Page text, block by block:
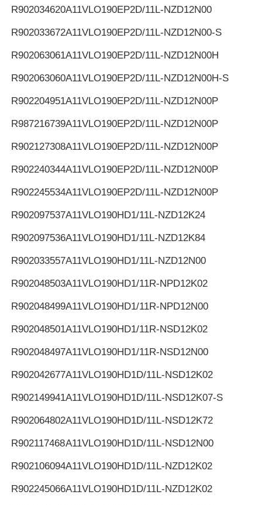
R902034620A11VLO190EP2D/11L-NZD12N00
R902033672A11VLO190EP2D/11L-NZD12N00-S
R902063061A11VLO190EP2D/11L-NZD12N00H
R902063060A11VLO190EP2D/11L-NZD12N00H-S
R902204951A11VLO190EP2D/11L-NZD12N00P
R987216739A11VLO190EP2D/11L-NZD12N00P
R902127308A11VLO190EP2D/11L-NZD12N00P
R902240344A11VLO190EP2D/11L-NZD12N00P
R902245534A11VLO190EP2D/11L-NZD12N00P
R902097537A11VLO190HD1/11L-NZD12K24
R902097536A11VLO190HD1/11L-NZD12K84
R902033557A11VLO190HD1/11L-NZD12N00
R902048503A11VLO190HD1/11R-NPD12K02
R902048499A11VLO190HD1/11R-NPD12N00
R902048501A11VLO190HD1/11R-NSD12K02
R902048497A11VLO190HD1/11R-NSD12N00
R902042677A11VLO190HD1D/11L-NSD12K02
R902149941A11VLO190HD1D/11L-NSD12K07-S
R902064802A11VLO190HD1D/11L-NSD12K72
R902117468A11VLO190HD1D/11L-NSD12N00
R902106094A11VLO190HD1D/11L-NZD12K02
R902245066A11VLO190HD1D/11L-NZD12K02